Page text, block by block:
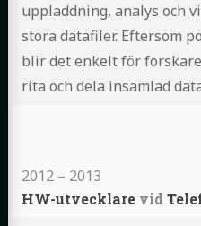
uppladdning, analys och
stora datafiler. Eftersom
blir det enkelt för
rita och dela insamlad
2012 – 2013
HW-utvecklare vid